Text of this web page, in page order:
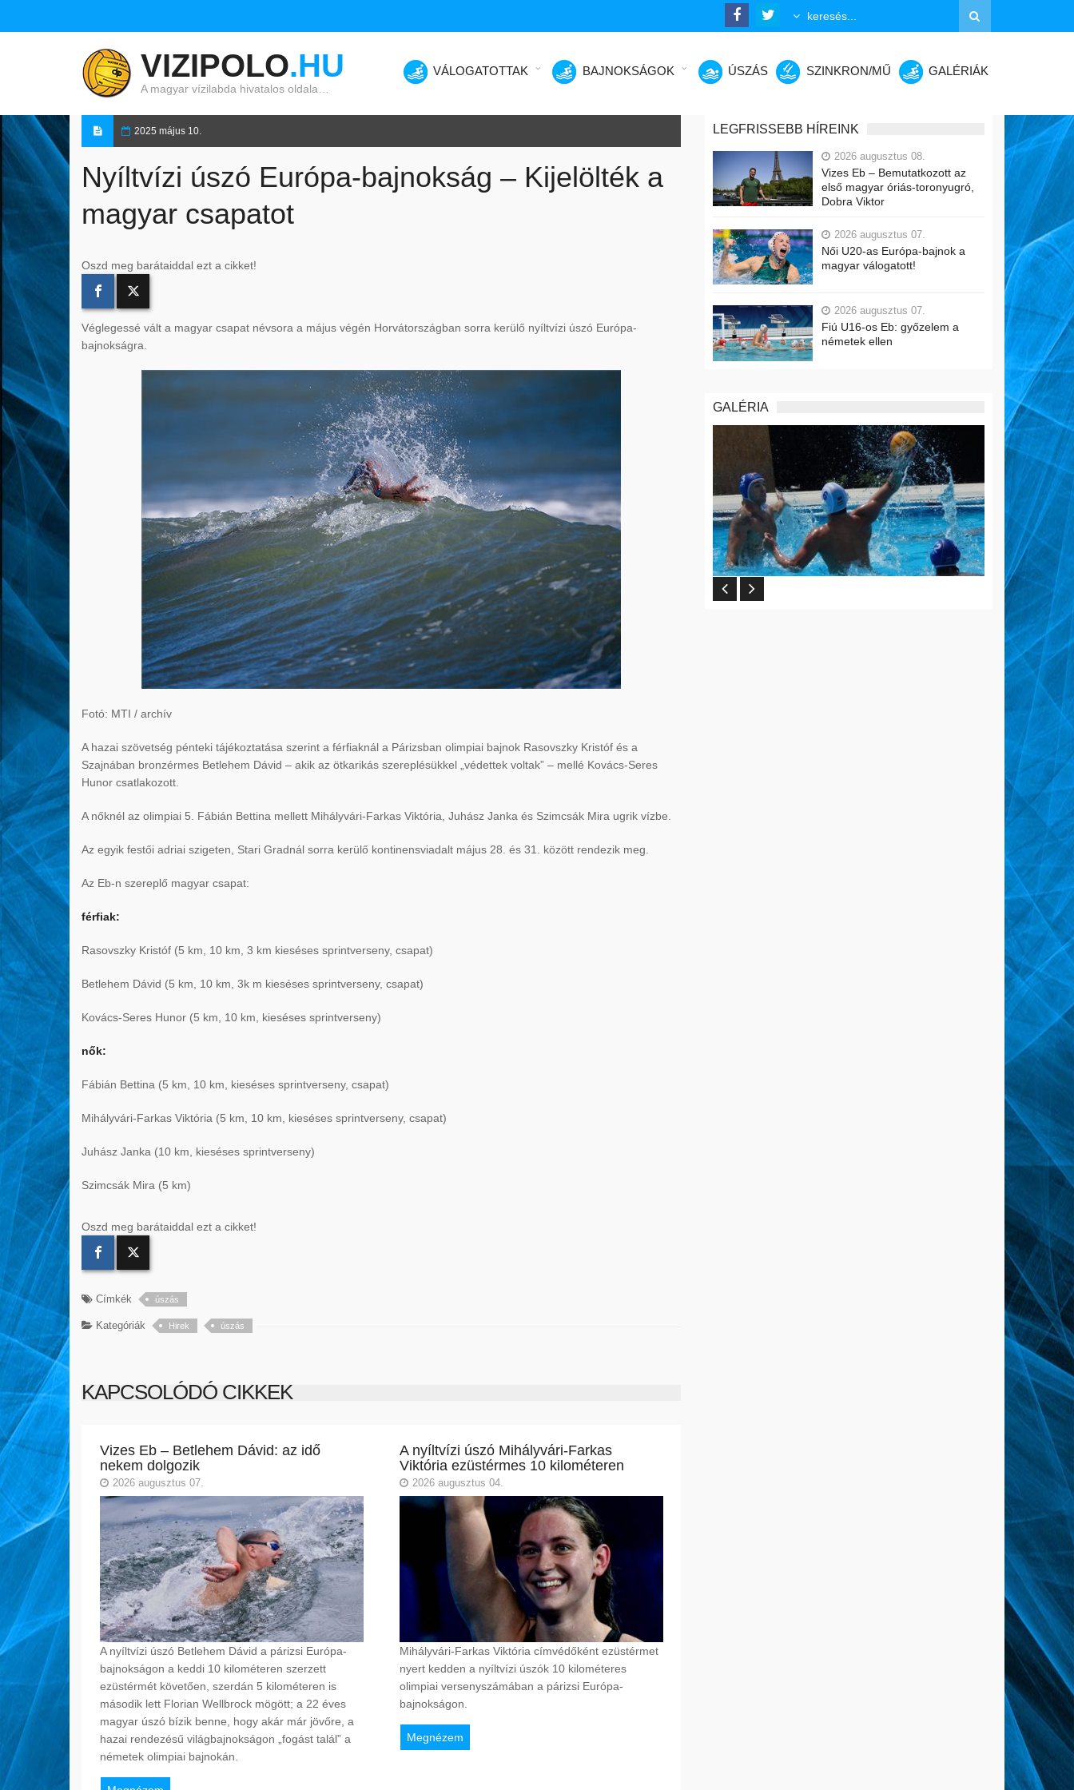
VIZIPOLO.HU
A magyar vízilabda hivatalos oldala…
VÁLOGATOTTAK BAJNOKSÁGOK ÚSZÁS SZINKRON/MŰ GALÉRIÁK
2025 május 10.
Nyíltvízi úszó Európa-bajnokság – Kijelölték a
magyar csapatot
Oszd meg barátaiddal ezt a cikket!
Véglegessé vált a magyar csapat névsora a május végén Horvátországban sorra kerülő nyíltvízi úszó Európa-
bajnokságra.
Fotó: MTI / archív
A hazai szövetség pénteki tájékoztatása szerint a férfiaknál a Párizsban olimpiai bajnok Rasovszky Kristóf és a
Szajnában bronzérmes Betlehem Dávid – akik az ötkarikás szereplésükkel „védettek voltak” – mellé Kovács-Seres
Hunor csatlakozott.
A nőknél az olimpiai 5. Fábián Bettina mellett Mihályvári-Farkas Viktória, Juhász Janka és Szimcsák Mira ugrik vízbe.
Az egyik festői adriai szigeten, Stari Gradnál sorra kerülő kontinensviadalt május 28. és 31. között rendezik meg.
Az Eb-n szereplő magyar csapat:
férfiak:
Rasovszky Kristóf (5 km, 10 km, 3 km kieséses sprintverseny, csapat)
Betlehem Dávid (5 km, 10 km, 3k m kieséses sprintverseny, csapat)
Kovács-Seres Hunor (5 km, 10 km, kieséses sprintverseny)
nők:
Fábián Bettina (5 km, 10 km, kieséses sprintverseny, csapat)
Mihályvári-Farkas Viktória (5 km, 10 km, kieséses sprintverseny, csapat)
Juhász Janka (10 km, kieséses sprintverseny)
Szimcsák Mira (5 km)
Oszd meg barátaiddal ezt a cikket!
Címkék úszás
Kategóriák Hirek úszás
KAPCSOLÓDÓ CIKKEK
Vizes Eb – Betlehem Dávid: az idő
nekem dolgozik
2026 augusztus 07.
A nyíltvízi úszó Betlehem Dávid a párizsi Európa-
bajnokságon a keddi 10 kilométeren szerzett
ezüstérmét követően, szerdán 5 kilométeren is
második lett Florian Wellbrock mögött; a 22 éves
magyar úszó bízik benne, hogy akár már jövőre, a
hazai rendezésű világbajnokságon „fogást talál” a
németek olimpiai bajnokán.
A nyíltvízi úszó Mihályvári-Farkas
Viktória ezüstérmes 10 kilométeren
2026 augusztus 04.
Mihályvári-Farkas Viktória címvédőként ezüstérmet
nyert kedden a nyíltvízi úszók 10 kilométeres
olimpiai versenyszámában a párizsi Európa-
bajnokságon.
Megnézem
LEGFRISSEBB HÍREINK
2026 augusztus 08.
Vizes Eb – Bemutatkozott az
első magyar óriás-toronyugró,
Dobra Viktor
2026 augusztus 07.
Női U20-as Európa-bajnok a
magyar válogatott!
2026 augusztus 07.
Fiú U16-os Eb: győzelem a
németek ellen
GALÉRIA